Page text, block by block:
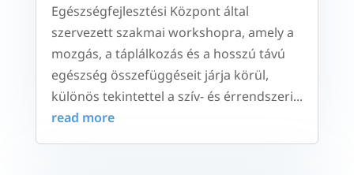
Egészségfejlesztési Központ által
szervezett szakmai workshopra, amely a
mozgás, a táplálkozás és a hosszú távú
egészség összefüggéseit járja körül,
különös tekintettel a szív- és érrendszeri...
read more